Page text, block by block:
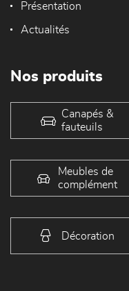
Présentation
Actualités
Nos produits
Canapés &
fauteuils
Meubles de
complément
Décoration